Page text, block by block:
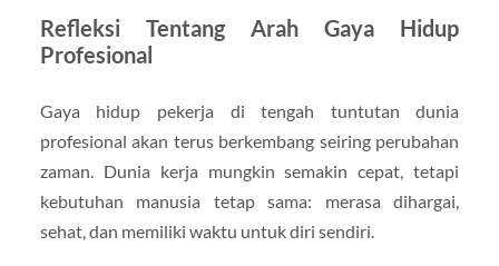
Refleksi Tentang Arah Gaya Hidup
Profesional
Gaya hidup pekerja di tengah tuntutan dunia
profesional akan terus berkembang seiring perubahan
zaman. Dunia kerja mungkin semakin cepat, tetapi
kebutuhan manusia tetap sama: merasa dihargai,
sehat, dan memiliki waktu untuk diri sendiri.